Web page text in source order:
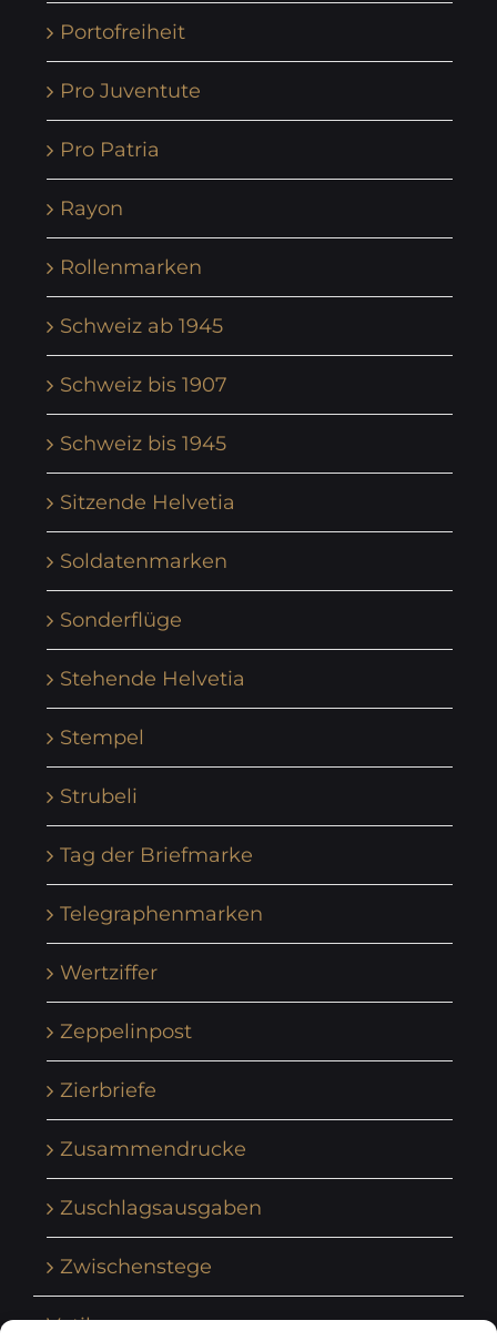
Portofreiheit
Pro Juventute
Pro Patria
Rayon
Rollenmarken
Schweiz ab 1945
Schweiz bis 1907
Schweiz bis 1945
Sitzende Helvetia
Soldatenmarken
Sonderflüge
Stehende Helvetia
Stempel
Strubeli
Tag der Briefmarke
Telegraphenmarken
Wertziffer
Zeppelinpost
Zierbriefe
Zusammendrucke
Zuschlagsausgaben
Zwischenstege
Vatikan